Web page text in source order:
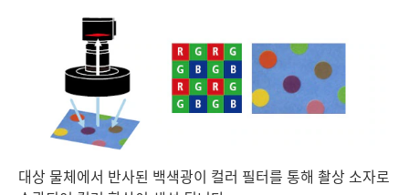
대상 물체에서 반사된 백색광이 컬러 필터를 통해 촬상 소자로